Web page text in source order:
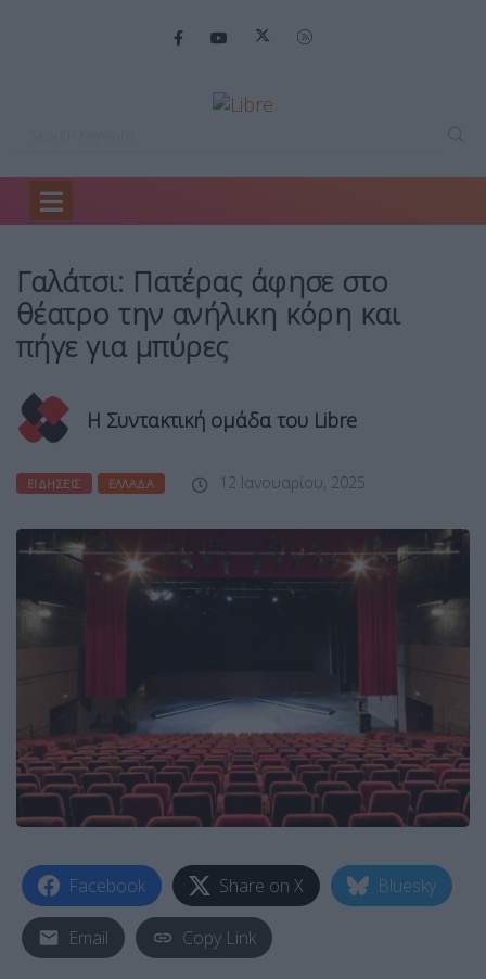
Home
Γαλάτσι: Πατέρας άφησε στο
θέατρο την ανήλικη κόρη και
πήγε για μπύρες
Η Συντακτική ομάδα του Libre
ΕΙΔΉΣΕΙΣ ΕΛΛΆΔΑ 12 Ιανουαρίου, 2025
Facebook Share on X Bluesky
Email Copy Link